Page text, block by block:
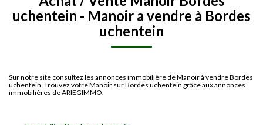
DÉPOSEZ VOTRE RECHERCHE
CONTACT
Sélectionnez...
Surface min
Budget max
uchentein - Manoir a vendre à Bordes
uchentein
Sur notre site consultez les annonces immobilière de Manoir à vendre Bordes
uchentein. Trouvez votre Manoir sur Bordes uchentein grâce aux annonces
immobilières de ARIEGIMMO.